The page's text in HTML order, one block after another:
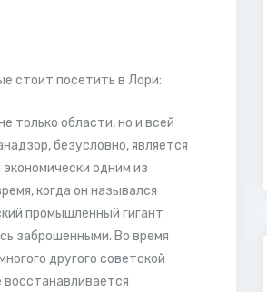
стоит посетить в Лори:
только области, но и всей
безусловно, является
одним из
когда он назывался
промышленный гигант
заброшенными. Во время
другого советской